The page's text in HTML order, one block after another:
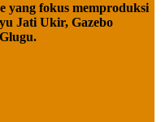
yang fokus memproduksi
Jati Ukir, Gazebo